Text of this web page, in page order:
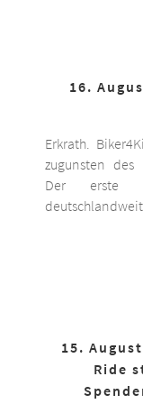
16.
Erkrath.
zugunsten des
Der erste
15.
Ride